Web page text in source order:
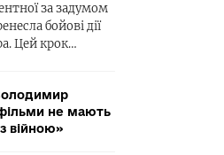
за задумом
бойові дії
Цей крок…
не мають
війною»